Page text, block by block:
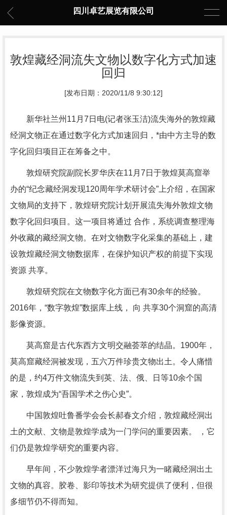
四川卓艺展览有限公司
敦煌藏经洞流失文物以数字化方式加速
回归
[发布日期：2020/11/8 9:30:12]
新华社兰州11月7日电(记者张玉洁)流失海外的敦煌藏
经洞文物正在通过数字化方式加速回归，*由中方主导的数
字化回归项目正在筹备之中。
敦煌研究院副院长罗华庆在11月7日于敦煌莫高窟举
办的“纪念藏经洞发现120周年学术研讨会”上介绍，在国家
文物局的支持下，敦煌研究院计划开展流失海外敦煌文物
数字化回归项目。这一项目将通过 合作，系统调查整理海
外收藏的藏经洞文物。在对文物数字化采集的基础上，建
设敦煌藏经洞文物数据库，在保护知识产权的前提下实现
资源 共享。
敦煌研究院在文物数字化方面已有30余年的经验。
2016年，“数字敦煌”数据库上线， 向 共享30个洞窟的高清
影像资源。
莫高窟是古代东西方文明交融荟萃的结晶。1900年，
莫高窟藏经洞被发现，五六万件珍贵文物出土。令人痛惜
的是，约4万件文物流失到英、法、俄、日等10余个国
家，敦煌成为“吾国学术之伤心史”。
中国敦煌吐鲁番学会会长郝春文介绍，敦煌藏经洞出
土的文献、文物是敦煌学成为一门学问的重要因素。 ，它
们仍是敦煌学研究的重要内容。
早年间，不少敦煌学者漂洋过海只为一睹藏经洞出土
文物的真容。胶卷、影印等技术为研究提供了便利，但很
多细节仍不得而知。